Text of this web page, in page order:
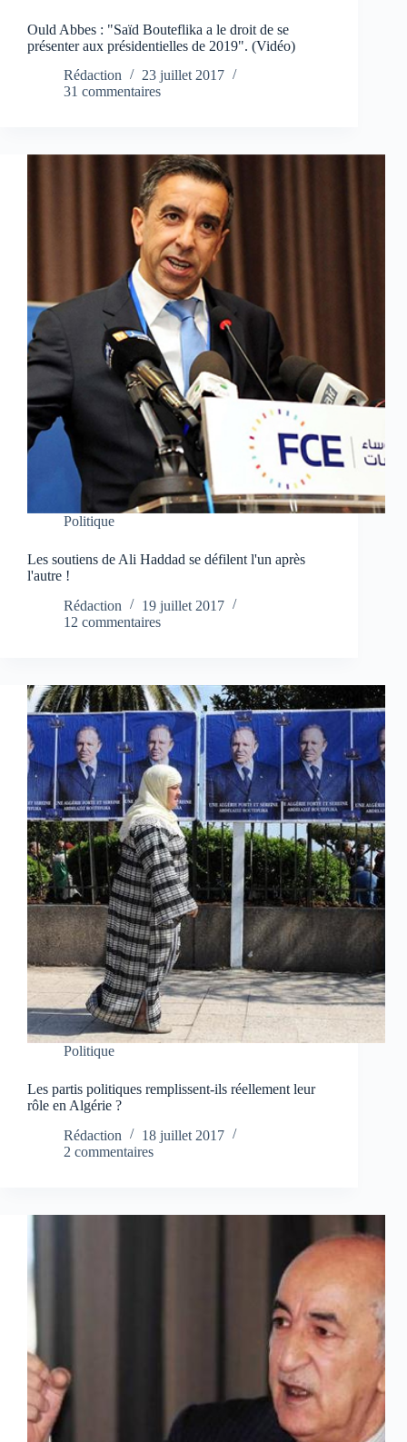
Ould Abbes : "Saïd Bouteflika a le droit de se
présenter aux présidentielles de 2019". (Vidéo)
Rédaction
23 juillet 2017
31 commentaires
Politique
Les soutiens de Ali Haddad se défilent l'un après
l'autre !
Rédaction
19 juillet 2017
12 commentaires
Politique
Les partis politiques remplissent-ils réellement leur
rôle en Algérie ?
Rédaction
18 juillet 2017
2 commentaires